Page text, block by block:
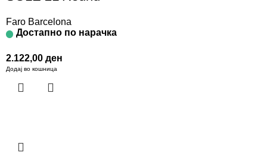
Faro Barcelona
Достапно по нарачка
2.122,00 ден
Додај во кошница